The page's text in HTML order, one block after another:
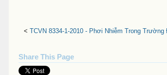
< TCVN 8334-1-2010 - Phơi Nhiễm Trong
Share This Page